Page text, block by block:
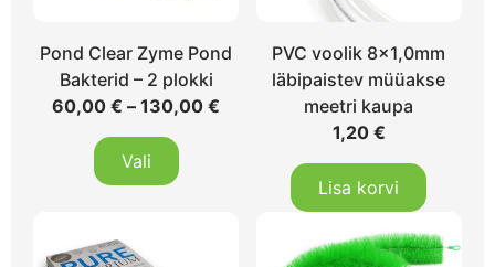
Pond Clear Zyme Pond
Bakterid – 2 plokki
60,00€ – 130,00€
Vali
PVC voolik 8×1,0mm
läbipaistev müüakse
meetri kaupa
1,20 €
Lisa korvi